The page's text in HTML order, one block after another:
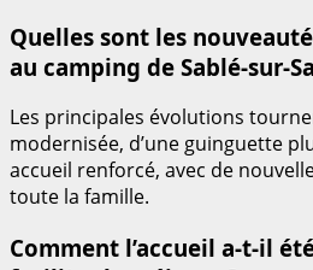
Quelles sont les
au camping de Sablé-sur-
Les principales évolutions
modernisée, d’une guinguette
accueil renforcé, avec de
toute la famille.
Comment l’accueil a-t-il